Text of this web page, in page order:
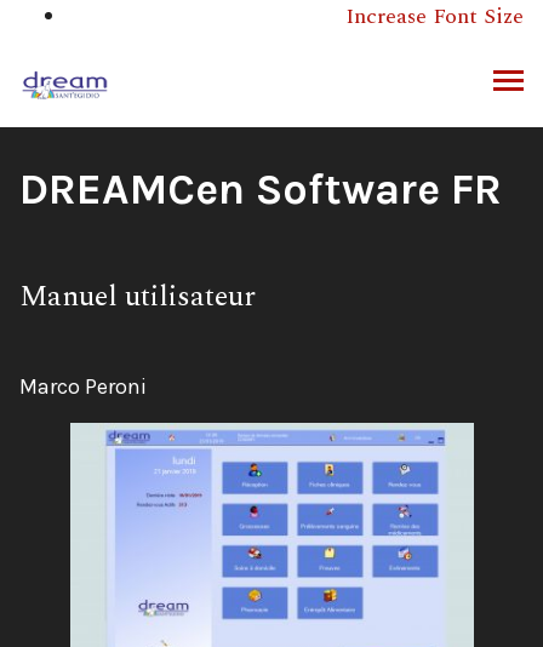
contenu
Increase Font Size
Titre
livre:
DREAMCen Software FR
Sous-
Manuel utilisateur
Auteur:
Marco Peroni